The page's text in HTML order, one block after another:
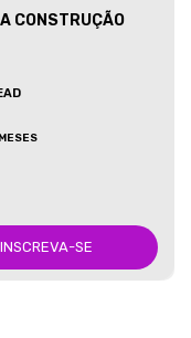
CONSTRUÇÃO
INSCREVA-SE